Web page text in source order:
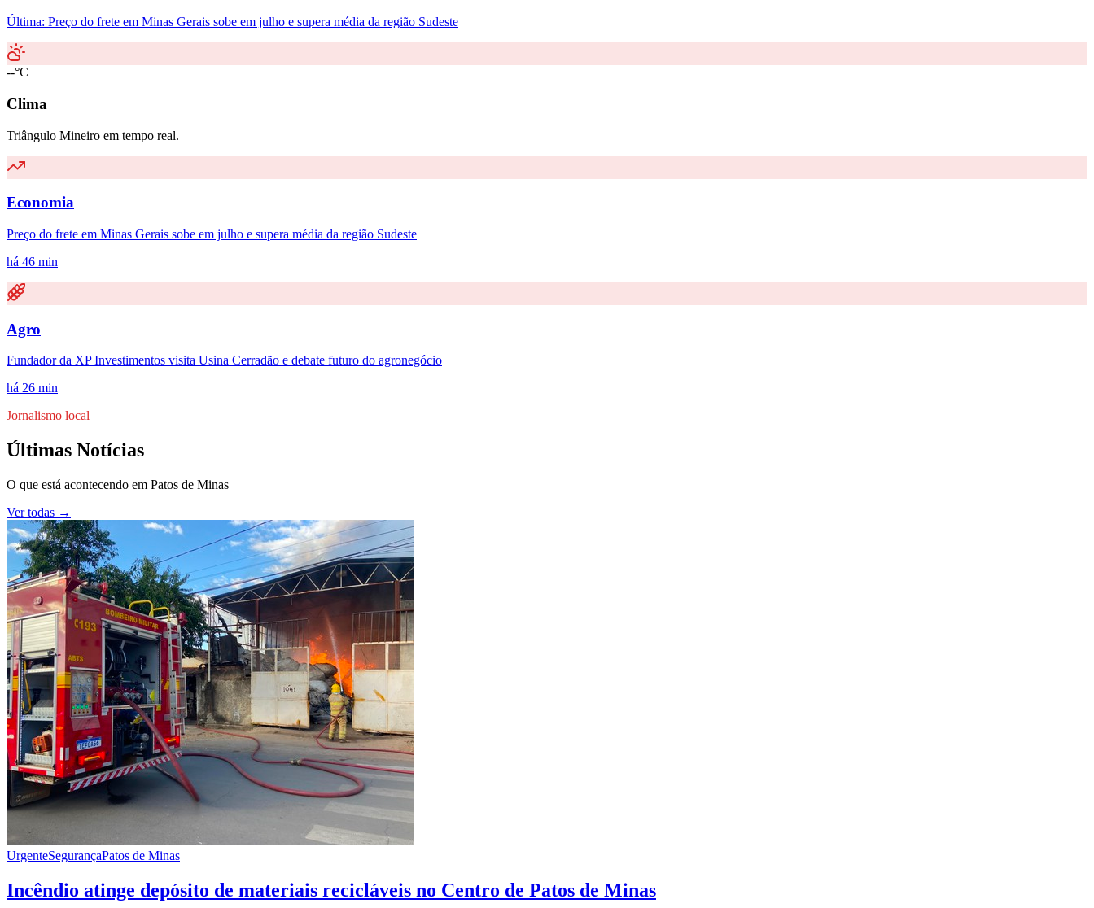
Última: Preço do frete em Minas Gerais sobe em julho e supera média da região Sudeste
--°C
Clima
Triângulo Mineiro em tempo real.
Economia
Preço do frete em Minas Gerais sobe em julho e supera média da região Sudeste
há 46 min
Agro
Fundador da XP Investimentos visita Usina Cerradão e debate futuro do agronegócio
há 26 min
Jornalismo local
Últimas Notícias
O que está acontecendo em Patos de Minas
Ver todas →
UrgenteSegurançaPatos de Minas
Incêndio atinge depósito de materiais recicláveis no Centro de Patos de Minas